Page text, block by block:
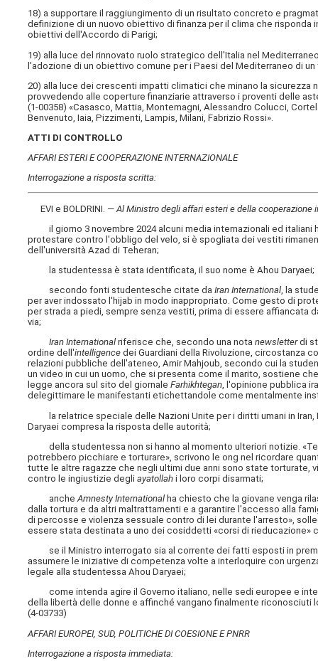
18) a supportare il raggiungimento di un risultato concreto e
definizione di un nuovo obiettivo di finanza per il clima che
obiettivi dell'Accordo di Parigi;
19) alla luce del rinnovato ruolo strategico dell'Italia nel
l'adozione di un obiettivo comune per i Paesi del Mediterraneo di
20) alla luce dei crescenti impatti climatici che minano la sicurezza
provvedendo alle coperture finanziarie attraverso i proventi delle
(1-00358) «Casasco, Mattia, Montemagni, Alessandro Colucci,
Benvenuto, Iaia, Pizzimenti, Lampis, Milani, Fabrizio Rossi».
ATTI DI CONTROLLO
AFFARI ESTERI E COOPERAZIONE INTERNAZIONALE
Interrogazione a risposta scritta:
EVI e BOLDRINI. —Al Ministro degli affari esteri e della cooperazione
il giorno 3 novembre 2024 alcuni media internazionali ed italiani
protestare contro l'obbligo del velo, si è spogliata dei vestiti
dell'università Azad di Teheran;
la studentessa è stata identificata, il suo nome è Ahou Daryaei;
secondo fonti studentesche citate daIran International, la
per aver indossato l'hijab in modo inappropriato. Come gesto di
per strada a piedi, sempre senza vestiti, prima di essere affiancata
via;
Iran International riferisce che, secondo una notanewsletterdi
ordine dell'intelligence dei Guardiani della Rivoluzione, circostanza
relazioni pubbliche dell'ateneo, Amir Mahjoub, secondo cui la
un video in cui un uomo, che si presenta come il marito, sostiene
legge ancora sul sito del giornaleFarhikhtegan, l'opinione pubblica
delegittimare le manifestanti etichettandole come mentalmente
la relatrice speciale delle Nazioni Unite per i diritti umani in Iran,
Daryaei compresa la risposta delle autorità;
della studentessa non si hanno al momento ulteriori notizie.
potrebbero picchiare e torturare», scrivono le ong nel ricordare
tutte le altre ragazze che negli ultimi due anni sono state
contro le ingiustizie degliayatollah i loro corpi disarmati;
ancheAmnesty International ha chiesto che la giovane venga
dalla tortura e da altri maltrattamenti e a garantire l'accesso alla
di percosse e violenza sessuale contro di lei durante l'arresto»,
essere stata destinata a uno dei cosiddetti «corsi di rieducazione»
se il Ministro interrogato sia al corrente dei fatti esposti in
assumere le iniziative di competenza volte a interloquire con
legale alla studentessa Ahou Daryaei;
come intenda agire il Governo italiano, nelle sedi europee e
della libertà delle donne e affinché vangano finalmente riconosciuti
(4-03733)
AFFARI EUROPEI, SUD, POLITICHE DI COESIONE E PNRR
Interrogazione a risposta immediata: